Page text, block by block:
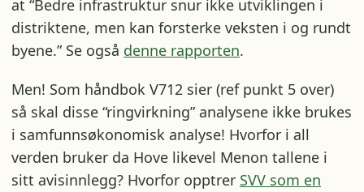
at “Bedre infrastruktur snur ikke utviklingen i
distriktene, men kan forsterke veksten i og rundt
byene.” Se også denne rapporten.
Men! Som håndbok V712 sier (ref punkt 5 over)
så skal disse “ringvirkning” analysene ikke brukes
i samfunnsøkonomisk analyse! Hvorfor i all
verden bruker da Hove likevel Menon tallene i
sitt avisinnlegg? Hvorfor opptrer SVV som en